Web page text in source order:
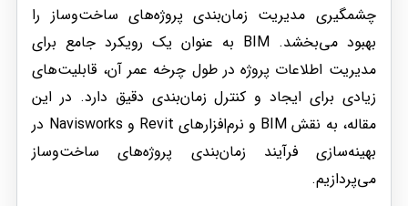
چشمگیری مدیریت زمان‌بندی پروژه‌های ساخت‌وساز را
بهبود می‌بخشد. BIM به عنوان یک رویکرد جامع برای
مدیریت اطلاعات پروژه در طول چرخه عمر آن، قابلیت‌های
زیادی برای ایجاد و کنترل زمان‌بندی دقیق دارد. در این
مقاله، به نقش BIM و نرم‌افزارهای Revit و Navisworks در
بهینه‌سازی فرآیند زمان‌بندی پروژه‌های ساخت‌وساز
می‌پردازیم.